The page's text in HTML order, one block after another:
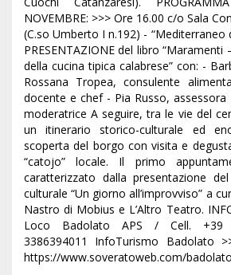
NOVEMBRE: >>> Ore 16.00 c/o Sala
(C.so Umberto I n.192) - “Mediterraneo
PRESENTAZIONE del libro “Maramenti
della cucina tipica calabrese” con: -
Rossana Tropea, consulente
docente e chef - Pia Russo, assessora
moderatrice A seguire, tra le vie del
un itinerario storico-culturale ed
scoperta del borgo con visita e
“catojo” locale. Il primo
caratterizzato dalla presentazione
culturale “Un giorno all’improvviso” a
Nastro di Mobius e L’Altro Teatro.
Loco Badolato APS / Cell. +39
3386394011 InfoTurismo Badolato
https://www.soveratoweb.com/